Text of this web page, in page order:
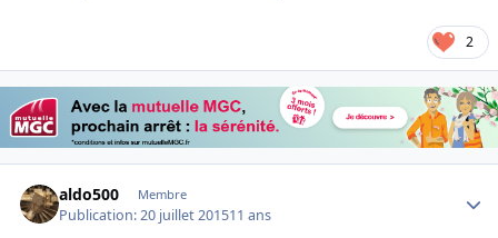
2
aldo500 Membre
Publication:20 juillet 201511 ans